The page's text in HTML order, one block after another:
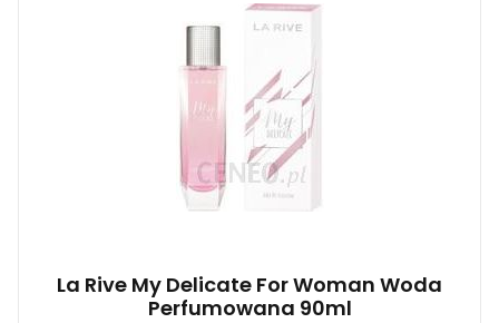
La Rive My Delicate For Woman Woda
Perfumowana 90ml